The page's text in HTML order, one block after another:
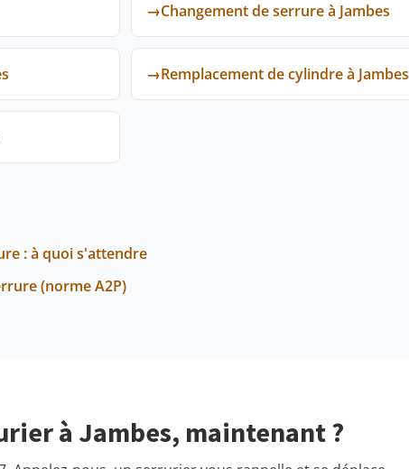
→Changement de serrure à Jambes
→Remplacement de cylindre à Jambes
: à quoi s'attendre
(norme A2P)
à Jambes, maintenant ?